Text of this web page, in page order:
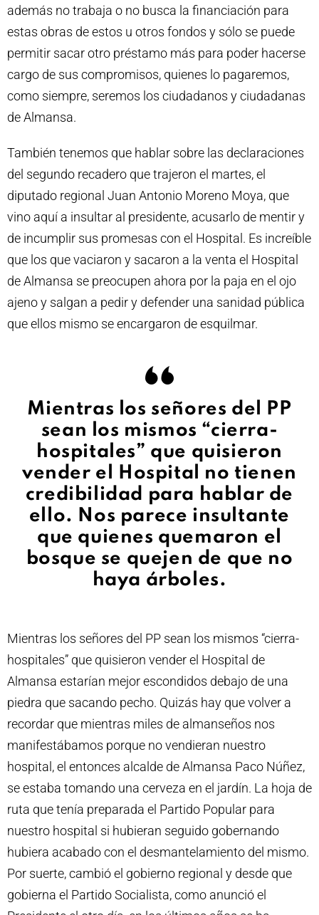
además no trabaja o no busca la financiación para
estas obras de estos u otros fondos y sólo se puede
permitir sacar otro préstamo más para poder hacerse
cargo de sus compromisos, quienes lo pagaremos,
como siempre, seremos los ciudadanos y ciudadanas
de Almansa.
También tenemos que hablar sobre las declaraciones
del segundo recadero que trajeron el martes, el
diputado regional Juan Antonio Moreno Moya, que
vino aquí a insultar al presidente, acusarlo de mentir y
de incumplir sus promesas con el Hospital. Es increíble
que los que vaciaron y sacaron a la venta el Hospital
de Almansa se preocupen ahora por la paja en el ojo
ajeno y salgan a pedir y defender una sanidad pública
que ellos mismo se encargaron de esquilmar.
Mientras los señores del PP
sean los mismos “cierra-
hospitales” que quisieron
vender el Hospital no tienen
credibilidad para hablar de
ello. Nos parece insultante
que quienes quemaron el
bosque se quejen de que no
haya árboles.
Mientras los señores del PP sean los mismos “cierra-
hospitales” que quisieron vender el Hospital de
Almansa estarían mejor escondidos debajo de una
piedra que sacando pecho. Quizás hay que volver a
recordar que mientras miles de almanseños nos
manifestábamos porque no vendieran nuestro
hospital, el entonces alcalde de Almansa Paco Núñez,
se estaba tomando una cerveza en el jardín. La hoja de
ruta que tenía preparada el Partido Popular para
nuestro hospital si hubieran seguido gobernando
hubiera acabado con el desmantelamiento del mismo.
Por suerte, cambió el gobierno regional y desde que
gobierna el Partido Socialista, como anunció el